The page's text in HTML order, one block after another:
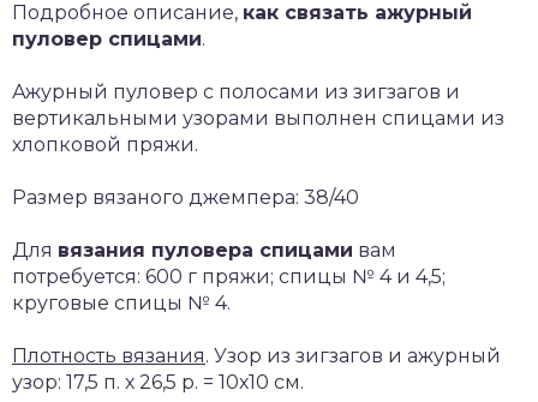
Подробное описание, как связать ажурный
пуловер спицами.
Ажурный пуловер с полосами из зигзагов и
вертикальными узорами выполнен спицами из
хлопковой пряжи.
Размер вязаного джемпера: 38/40
Для вязания пуловера спицами вам
потребуется: 600 г пряжи; спицы № 4 и 4,5;
круговые спицы № 4.
Плотность вязания. Узор из зигзагов и ажурный
узор: 17,5 п. х 26,5 р. = 10х10 см.